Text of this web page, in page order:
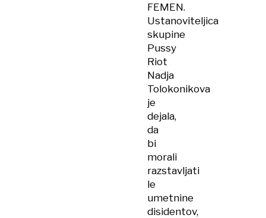
FEMEN.
Ustanoviteljica
skupine
Pussy
Riot
Nadja
Tolokonikova
je
dejala,
da
bi
morali
razstavljati
le
umetnine
disidentov,